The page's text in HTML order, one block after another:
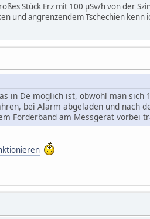
Stück Erz mit 100 µSv/h von der
und angrenzendem Tschechien kenn
in De möglich ist, obwohl man sich
bei Alarm abgeladen und nach
Förderband am Messgerät vorbei